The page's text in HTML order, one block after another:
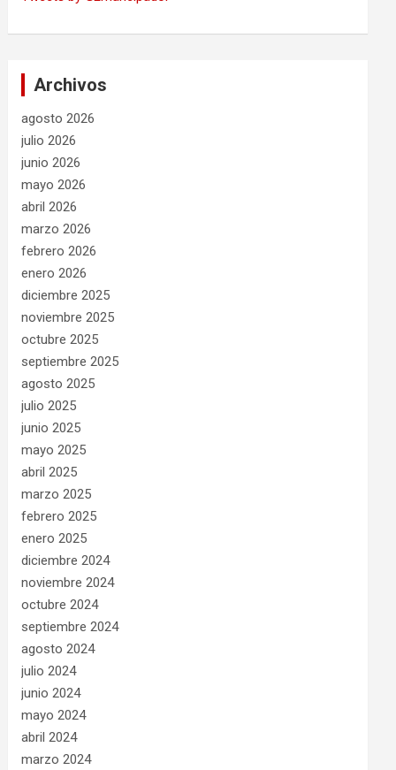
Archivos
agosto 2026
julio 2026
junio 2026
mayo 2026
abril 2026
marzo 2026
febrero 2026
enero 2026
diciembre 2025
noviembre 2025
octubre 2025
septiembre 2025
agosto 2025
julio 2025
junio 2025
mayo 2025
abril 2025
marzo 2025
febrero 2025
enero 2025
diciembre 2024
noviembre 2024
octubre 2024
septiembre 2024
agosto 2024
julio 2024
junio 2024
mayo 2024
abril 2024
marzo 2024